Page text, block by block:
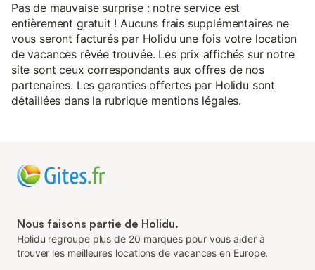
Pas de mauvaise surprise : notre service est
entièrement gratuit ! Aucuns frais supplémentaires ne
vous seront facturés par Holidu une fois votre location
de vacances rêvée trouvée. Les prix affichés sur notre
site sont ceux correspondants aux offres de nos
partenaires. Les garanties offertes par Holidu sont
détaillées dans la rubrique mentions légales.
Nous faisons partie de Holidu.
Holidu regroupe plus de 20 marques pour vous aider à
trouver les meilleures locations de vacances en Europe.